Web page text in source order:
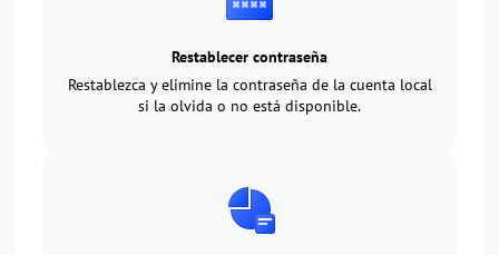
Restablecer contraseña
Restablezca y elimine la contraseña de la cuenta local
si la olvida o no está disponible.